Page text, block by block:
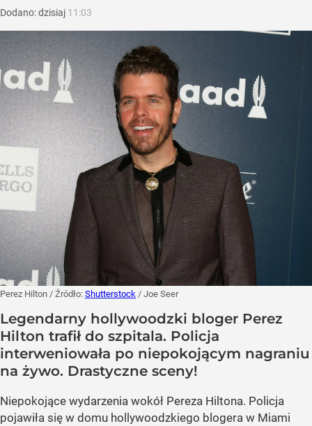
Dodano:dzisiaj 11:03
Perez Hilton / Źródło: Shutterstock / Joe Seer
Legendarny hollywoodzki bloger Perez
Hilton trafił do szpitala. Policja
interweniowała po niepokojącym nagraniu
na żywo. Drastyczne sceny!
Niepokojące wydarzenia wokół Pereza Hiltona. Policja
pojawiła się w domu hollywoodzkiego blogera w Miami